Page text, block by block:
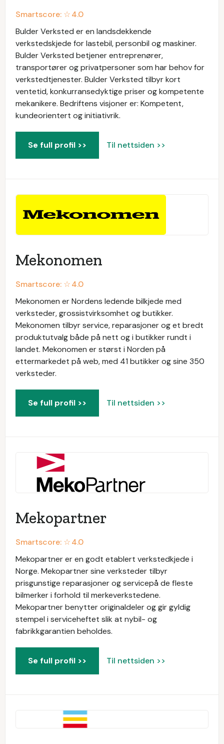
Smartscore: ☆4.0
Bulder Verksted er en landsdekkende
verkstedskjede for lastebil, personbil og maskiner.
Bulder Verksted betjener entreprenører,
transportører og privatpersoner som har behov for
verkstedtjenester. Bulder Verksted tilbyr kort
ventetid, konkurransedyktige priser og kompetente
mekanikere. Bedriftens visjoner er: Kompetent,
kundeorientert og initiativrik.
Se full profil >> Til nettsiden >>
Mekonomen
Smartscore: ☆4.0
Mekonomen er Nordens ledende bilkjede med
verksteder, grossistvirksomhet og butikker.
Mekonomen tilbyr service, reparasjoner og et bredt
produktutvalg både på nett og i butikker rundt i
landet. Mekonomen er størst i Norden på
ettermarkedet på web, med 41 butikker og sine 350
verksteder.
Se full profil >> Til nettsiden >>
Mekopartner
Smartscore: ☆4.0
Mekopartner er en godt etablert verkstedkjede i
Norge. Mekopartner sine verksteder tilbyr
prisgunstige reparasjoner og servicepå de fleste
bilmerker i forhold til merkeverkstedene.
Mekopartner benytter originaldeler og gir gyldig
stempel i serviceheftet slik at nybil- og
fabrikkgarantien beholdes.
Se full profil >> Til nettsiden >>